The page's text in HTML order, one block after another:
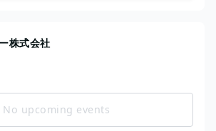
株式会社
No upcoming events